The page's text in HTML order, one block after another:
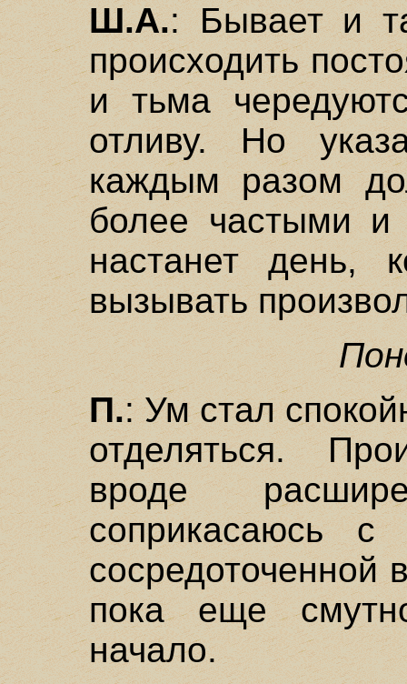
Ш.А.: Бывает и
происходить
и тьма
отливу. Но
каждым разом
более частыми и
настанет день,
вызывать
П.: Ум стал
отделяться.
вроде
соприкасаюсь
сосредоточенной
пока еще
начало.